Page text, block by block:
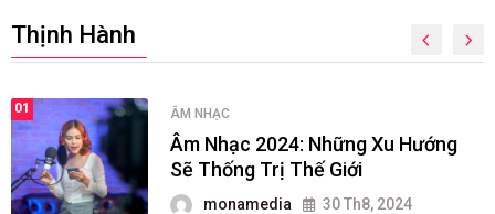
Thịnh Hành
01 ÂM NHẠC
Âm Nhạc 2024: Những Xu Hướng
Sẽ Thống Trị Thế Giới
monamedia 30 Th8, 2024